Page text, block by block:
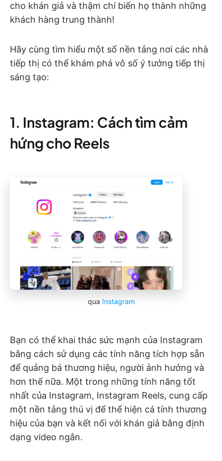
cho khán giả và thậm chí biến họ thành những
khách hàng trung thành!
Hãy cùng tìm hiểu một số nền tảng nơi các nhà
tiếp thị có thể khám phá vô số ý tưởng tiếp thị
sáng tạo:
1. Instagram: Cách tìm cảm
hứng cho Reels
qua Instagram
Bạn có thể khai thác sức mạnh của Instagram
bằng cách sử dụng các tính năng tích hợp sẵn
để quảng bá thương hiệu, người ảnh hưởng và
hơn thế nữa. Một trong những tính năng tốt
nhất của Instagram, Instagram Reels, cung cấp
một nền tảng thú vị để thể hiện cá tính thương
hiệu của bạn và kết nối với khán giả bằng định
dạng video ngắn.